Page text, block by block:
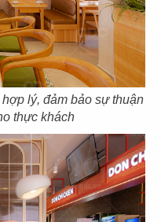
lý, đảm bảo sự thuận
thực khách
DING KI
CN Vinhomes Golden River